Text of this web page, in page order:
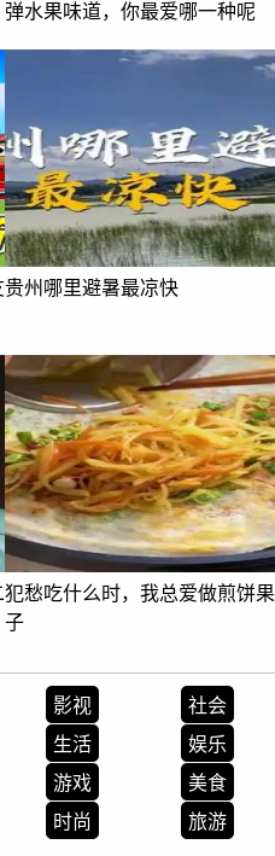
弹水果味道，你最爱哪一种呢
贵州哪里避暑最凉快
犯愁吃什么时，我总爱做煎饼果
子
影视
社会
生活
娱乐
游戏
美食
时尚 旅游